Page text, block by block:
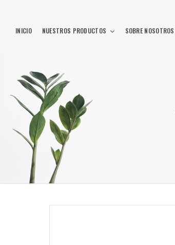
INICIO NUESTROS PRODUCTOS SOBRE NOSOTROS